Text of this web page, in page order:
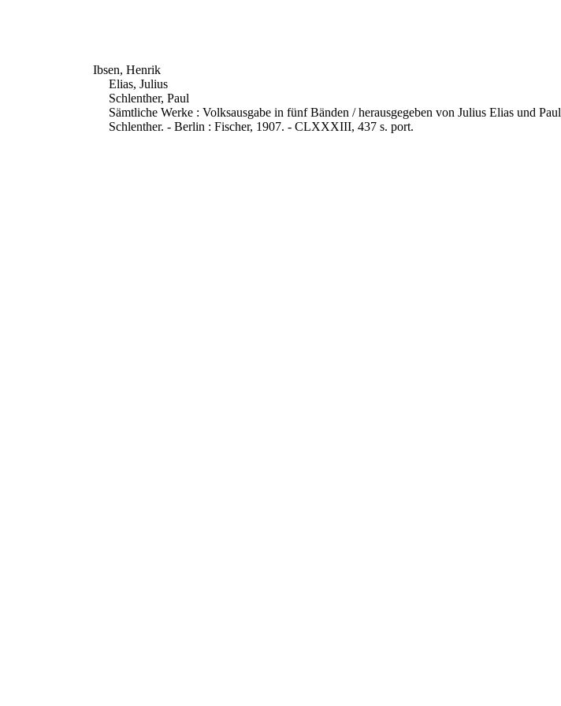
Ibsen, Henrik
Elias, Julius
Schlenther, Paul
Sämtliche Werke : Volksausgabe in fünf Bänden / herausgegeben von Julius Elias und Paul
Schlenther. - Berlin : Fischer, 1907. - CLXXXIII, 437 s. port.